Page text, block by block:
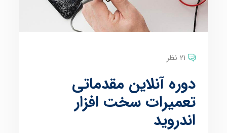
21 نظر
دوره آنلاین مقدماتی
تعمیرات سخت افزار
اندروید